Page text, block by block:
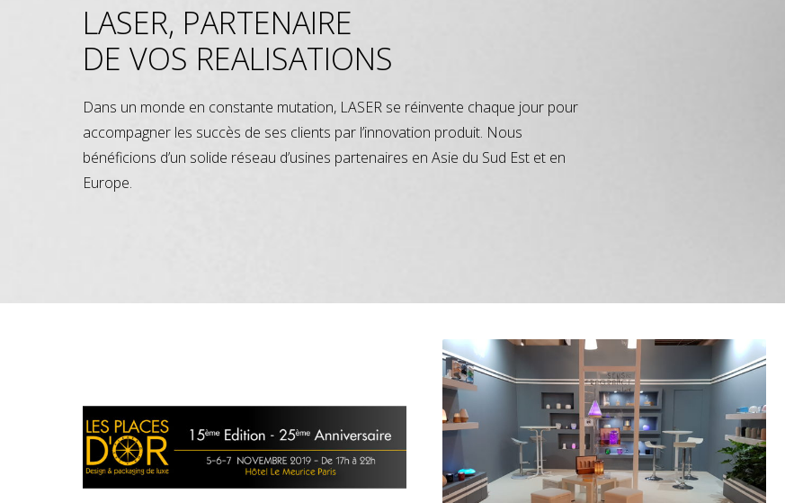
LASER, PARTENAIRE
DE VOS REALISATIONS
Dans un monde en constante mutation, LASER se réinvente chaque jour pour
accompagner les succès de ses clients par l’innovation produit. Nous
bénéficions d’un solide réseau d’usines partenaires en Asie du Sud Est et en
Europe.